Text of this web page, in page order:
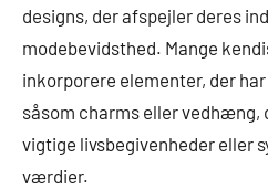
designs, der afspejler deres
modebevidsthed. Mange
inkorporere elementer, der
såsom charms eller vedhæng,
vigtige livsbegivenheder eller
værdier.